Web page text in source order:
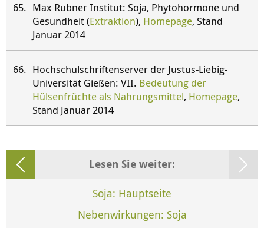
Max Rubner Institut: Soja, Phytohormone und
Gesundheit (Extraktion), Homepage, Stand
Januar 2014
Hochschulschriftenserver der Justus-Liebig-
Universität Gießen: VII. Bedeutung der
Hülsenfrüchte als Nahrungsmittel, Homepage,
Stand Januar 2014
Lesen Sie weiter:
Soja: Hauptseite
Nebenwirkungen: Soja